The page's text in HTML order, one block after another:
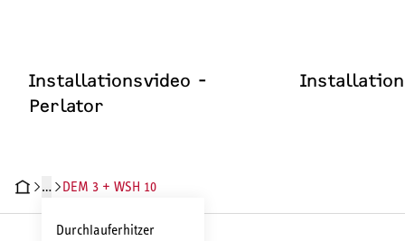
Installationsvideo -
Perlator
DATEN DOKUMENTE
…
Durchlauferhitzer
DEM 3 + WSH 10